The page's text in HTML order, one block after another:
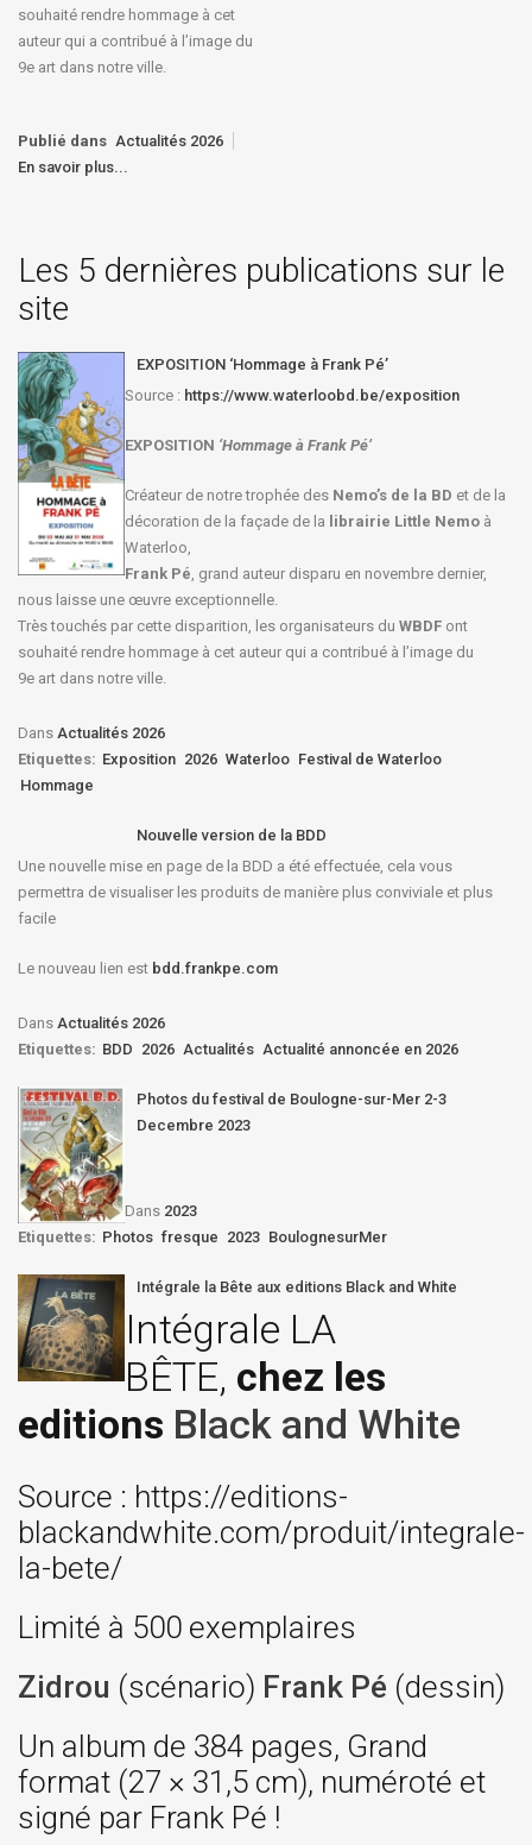
souhaité rendre hommage à cet
auteur qui a contribué à l’image du
9e art dans notre ville.
Publié dans Actualités 2026
En savoir plus...
Les 5 dernières publications sur le
site
EXPOSITION ‘Hommage à Frank Pé’
Source : https://www.waterloobd.be/exposition
EXPOSITION ‘Hommage à Frank Pé’
Créateur de notre trophée des Nemo’s de la BD et de la
décoration de la façade de la librairie Little Nemo à
Waterloo,
Frank Pé, grand auteur disparu en novembre dernier,
nous laisse une œuvre exceptionnelle.
Très touchés par cette disparition, les organisateurs du WBDF ont
souhaité rendre hommage à cet auteur qui a contribué à l’image du
9e art dans notre ville.
Dans Actualités 2026
Etiquettes: Exposition 2026 Waterloo Festival de Waterloo
Hommage
Nouvelle version de la BDD
Une nouvelle mise en page de la BDD a été effectuée, cela vous
permettra de visualiser les produits de manière plus conviviale et plus
facile
Le nouveau lien est bdd.frankpe.com
Dans Actualités 2026
Etiquettes: BDD 2026 Actualités Actualité annoncée en 2026
Photos du festival de Boulogne-sur-Mer 2-3
Decembre 2023
Dans 2023
Etiquettes: Photos fresque 2023 BoulognesurMer
Intégrale la Bête aux editions Black and White
Intégrale LA
BÊTE, chez les
editions Black and White
Source : https://editions-
blackandwhite.com/produit/integrale-
la-bete/
Limité à 500 exemplaires
Zidrou (scénario) Frank Pé (dessin)
Un album de 384 pages, Grand
format (27 × 31,5 cm), numéroté et
signé par Frank Pé !